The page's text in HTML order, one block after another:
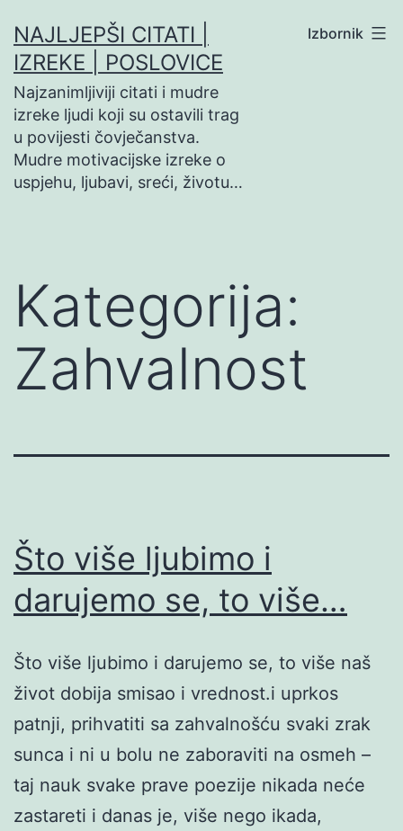
na
sadržaj
NAJLJEPŠI CITATI |
IZREKE | POSLOVICE
Najzanimljiviji citati i mudre
izreke ljudi koji su ostavili trag
u povijesti čovječanstva.
Mudre motivacijske izreke o
uspjehu, ljubavi, sreći, životu…
Izbornik
Kategorija:
Zahvalnost
Što više ljubimo i
darujemo se, to više…
Što više ljubimo i darujemo se, to više naš
život dobija smisao i vrednost.i uprkos
patnji, prihvatiti sa zahvalnošću svaki zrak
sunca i ni u bolu ne zaboraviti na osmeh –
taj nauk svake prave poezije nikada neće
zastareti i danas je, više nego ikada,